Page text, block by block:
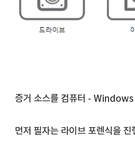
증거 소스를 컴퓨터 - Windows
먼저 필자는 라이브 포렌식을